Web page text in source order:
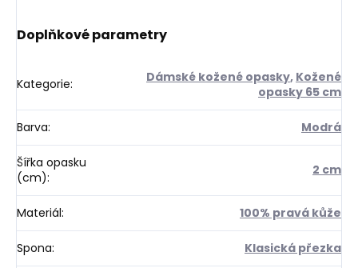
Doplňkové parametry
Kategorie: Dámské kožené opasky, Kožené
opasky 65 cm
Barva: Modrá
Šířka opasku
(cm): 2 cm
Materiál: 100% pravá kůže
Spona: Klasická přezka